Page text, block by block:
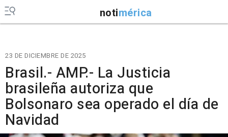
notimérica
23 DE DICIEMBRE DE 2025
Brasil.- AMP.- La Justicia
brasileña autoriza que
Bolsonaro sea operado el día de
Navidad